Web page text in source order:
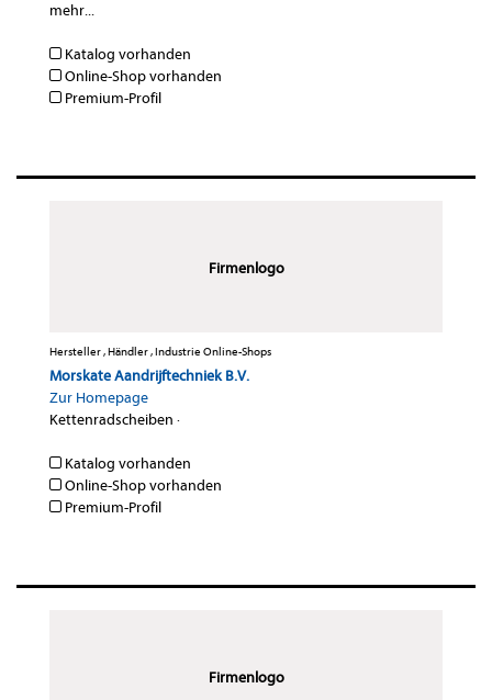
mehr...
Katalog vorhanden
Online-Shop vorhanden
Premium-Profil
Firmenlogo
Hersteller , Händler , Industrie Online-Shops
Morskate Aandrijftechniek B.V.
Zur Homepage
Kettenradscheiben ·
Katalog vorhanden
Online-Shop vorhanden
Premium-Profil
Firmenlogo